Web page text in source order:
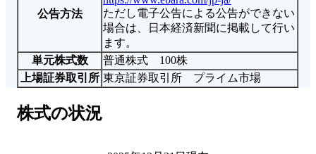
公告方法
ただし電子公告による公告ができない
場合は、日本経済新聞に掲載して行い
ます。
単元株式数
普通株式 100株
上場証券取引所 東京証券取引所 プライム市場
株式の状況